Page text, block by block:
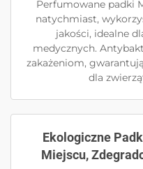
Perfumowane padki
natychmiast,
jakości, idealne
medycznych.
zakażeniom,
dla
Ekologiczne
Miejscu,